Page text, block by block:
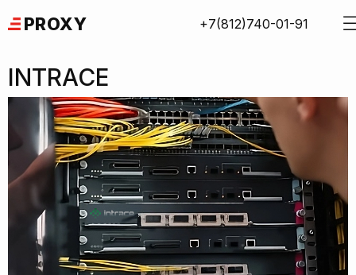
to
PROXY +7(812)740-01-91
INTRACE